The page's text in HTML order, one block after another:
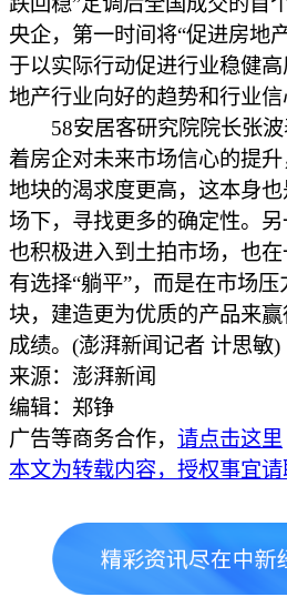
央企，第一时间将“促进房地
于以实际行动促进行业稳健
地产行业向好的趋势和行业信
58安居客研究院院长张波
着房企对未来市场信心的提
地块的渴求度更高，这本身
场下，寻找更多的确定性。
也积极进入到土拍市场，也
有选择“躺平”，而是在市场
块，建造更为优质的产品来
成绩。(澎湃新闻记者 计思敏)
来源：澎湃新闻
编辑：郑铮
广告等商务合作， 请点击这里
本文为转载内容，授权事宜